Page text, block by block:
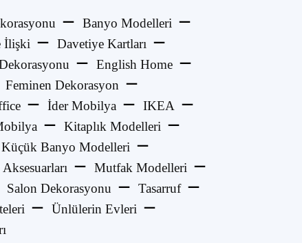
Banyo Modelleri
İlişki
Davetiye Kartları
English Home
Feminen Dekorasyon
İder Mobilya
IKEA
Kitaplık Modelleri
Küçük Banyo Modelleri
Mutfak Modelleri
Salon Dekorasyonu
Tasarruf
Ünlülerin Evleri